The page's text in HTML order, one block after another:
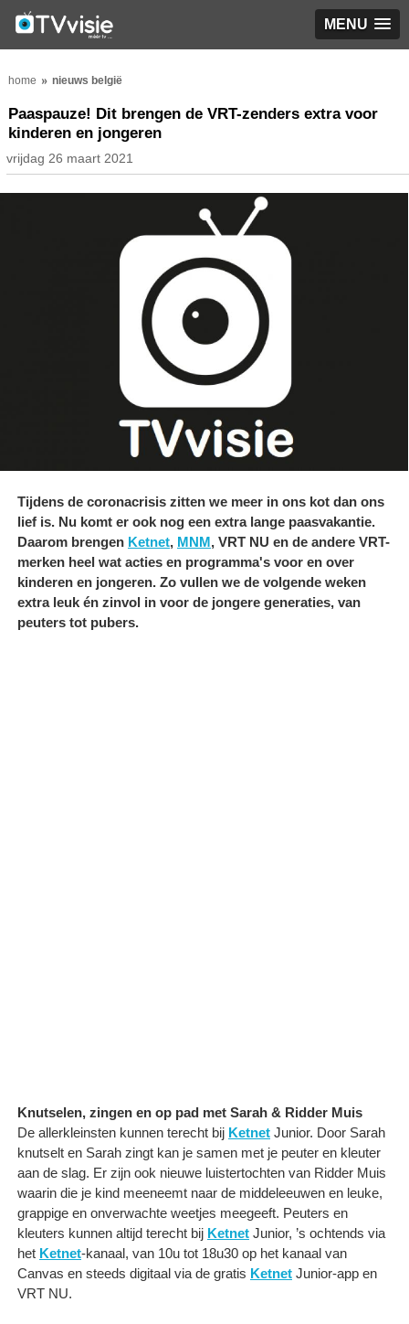
MENU
home nieuws belgië
Paaspauze! Dit brengen de VRT-zenders extra voor
kinderen en jongeren
vrijdag 26 maart 2021
Tijdens de coronacrisis zitten we meer in ons kot dan ons
lief is. Nu komt er ook nog een extra lange paasvakantie.
Daarom brengen Ketnet, MNM, VRT NU en de andere VRT-
merken heel wat acties en programma's voor en over
kinderen en jongeren. Zo vullen we de volgende weken
extra leuk én zinvol in voor de jongere generaties, van
peuters tot pubers.
Knutselen, zingen en op pad met Sarah & Ridder Muis
De allerkleinsten kunnen terecht bij Ketnet Junior. Door Sarah
knutselt en Sarah zingt kan je samen met je peuter en kleuter
aan de slag. Er zijn ook nieuwe luistertochten van Ridder Muis
waarin die je kind meeneemt naar de middeleeuwen en leuke,
grappige en onverwachte weetjes meegeeft. Peuters en
kleuters kunnen altijd terecht bij Ketnet Junior, ’s ochtends via
het Ketnet-kanaal, van 10u tot 18u30 op het kanaal van
Canvas en steeds digitaal via de gratis Ketnet Junior-app en
VRT NU.